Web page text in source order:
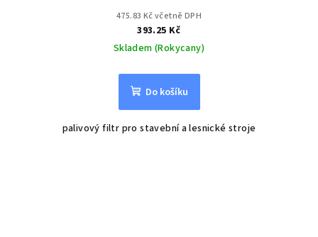
475.83 Kč včetně DPH
393.25 Kč
Skladem (Rokycany)
Do košíku
palivový filtr pro stavební a lesnické stroje